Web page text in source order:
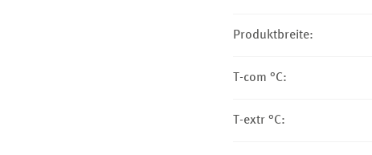
Produktbreite:
T-com °C:
T-extr °C: